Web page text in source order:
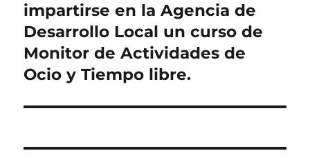
siguiente:
impartirse en la Agencia de
Desarrollo Local un curso de
Monitor de Actividades de
Ocio y Tiempo libre.